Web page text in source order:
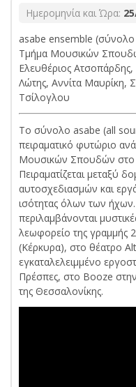
Ημερομηνία και Ώρα:
asabe ensemble (σύνολο
Τμήμα Μουσικών
Ελευθέριος
Λώτης, Αννίτα Μαυρίκη,
Τσίλογλου
Το σύνολο asabe (all
πειραματικό φυτώριο
Μουσικών Σπουδών στο
Πειραματίζεται μεταξύ
αυτοσχεδιασμών και
ισότητας όλων των
περιλαμβάνονται
λεωφορείο της γραμμής
(Κέρκυρα), στο θέατρο
εγκαταλελειμμένο
Πρέσπες, στο Booze
της Θεσσαλονίκης.